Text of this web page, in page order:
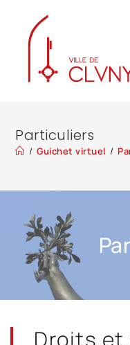
Particuliers
/ Guichet virtuel /
Droits et